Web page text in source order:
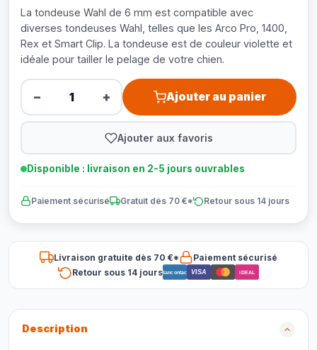
La tondeuse Wahl de 6 mm est compatible avec
diverses tondeuses Wahl, telles que les Arco Pro, 1400,
Rex et Smart Clip. La tondeuse est de couleur violette et
idéale pour tailler le pelage de votre chien.
− + Ajouter au panier
Ajouter aux favoris
Disponible : livraison en 2-5 jours ouvrables
Paiement sécurisé Gratuit dès 70 €* Retour sous 14 jours
Livraison gratuite dès 70 €*
Paiement sécurisé
Retour sous 14 joursBancontact VISA iDEAL
Description